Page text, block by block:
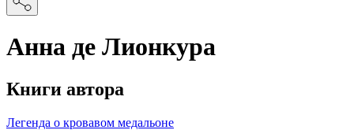
Анна де Лионкура
Книги автора
Легенда о кровавом медальоне